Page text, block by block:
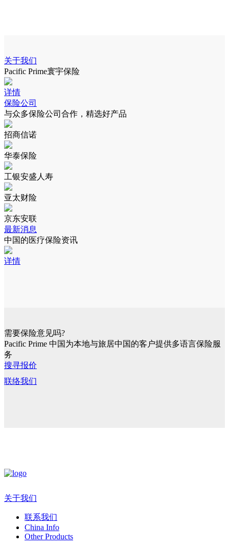
关于我们
Pacific Prime寰宇保险
详情
保险公司
与众多保险公司合作，精选好产品
招商信诺
华泰保险
工银安盛人寿
亚太财险
京东安联
最新消息
中国的医疗保险资讯
详情
需要保险意见吗?
Pacific Prime 中国为本地与旅居中国的客户提供多语言保险服
务
搜寻报价
联络我们
关于我们
联系我们
China Info
Other Products